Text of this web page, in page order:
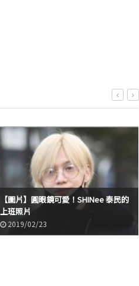
【圖片】圓眼鏡可愛！SHINee 泰民的
上班照片
2019/02/23